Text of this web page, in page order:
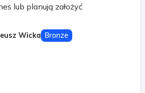
lub planują założyć
Wicka Bronze